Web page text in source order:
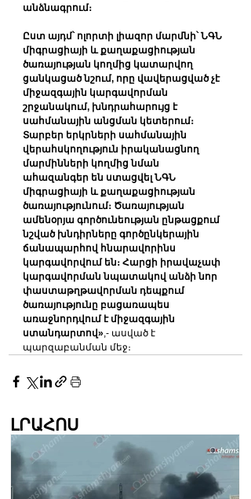
անձնագրում։
Ըստ այդմ՝ ոլորտի լիազոր մարմնի՝ ՆԳՆ
միգրացիայի և քաղաքացիության
ծառայության կողմից կատարվող
ցանկացած նշում, որը վավերացված չէ
միջազգային կարգավորման
շրջանակում, խնդրահարույց է
սահմանային անցման կետերում։
Տարբեր երկրների սահմանային
վերահսկողություն իրականացնող
մարմինների կողմից նման
ահազանգեր են ստացվել ՆԳՆ
միգրացիայի և քաղաքացիության
ծառայությունում։ Ծառայության
ամենօրյա գործունեության ընթացքում
նշված խնդիրները գործընկերային
ճանապարհով հնարավորինս
կարգավորվում են։ Հարցի իրավաչափ
կարգավորման նպատակով անձի նոր
փաստաթղթավորման դեպքում
ծառայությունը բացառապես
առաջնորդվում է միջազգային
ստանդարտով»,- ասված է
պարզաբանման մեջ։
ԼՐԱՀՈՍ